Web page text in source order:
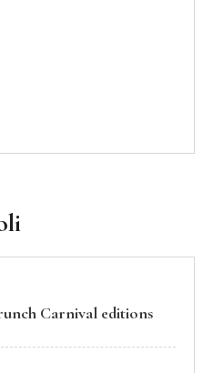
Carnival editions